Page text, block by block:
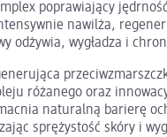
poprawiający
nawilża,
odżywia, wygładza i
różanego oraz
naturalną barierę
sprężystość skóry i